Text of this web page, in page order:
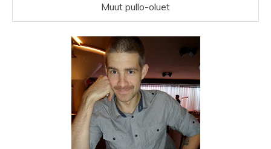
Muut pullo-oluet